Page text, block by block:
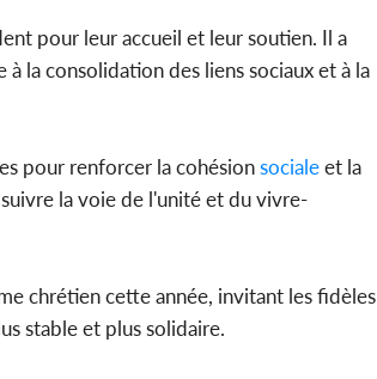
pour leur accueil et leur soutien. Il a
la consolidation des liens sociaux et à la
pour renforcer la cohésionsocialeet la
la voie de l'unité et du vivre-
chrétien cette année, invitant les fidèles
stable et plus solidaire.